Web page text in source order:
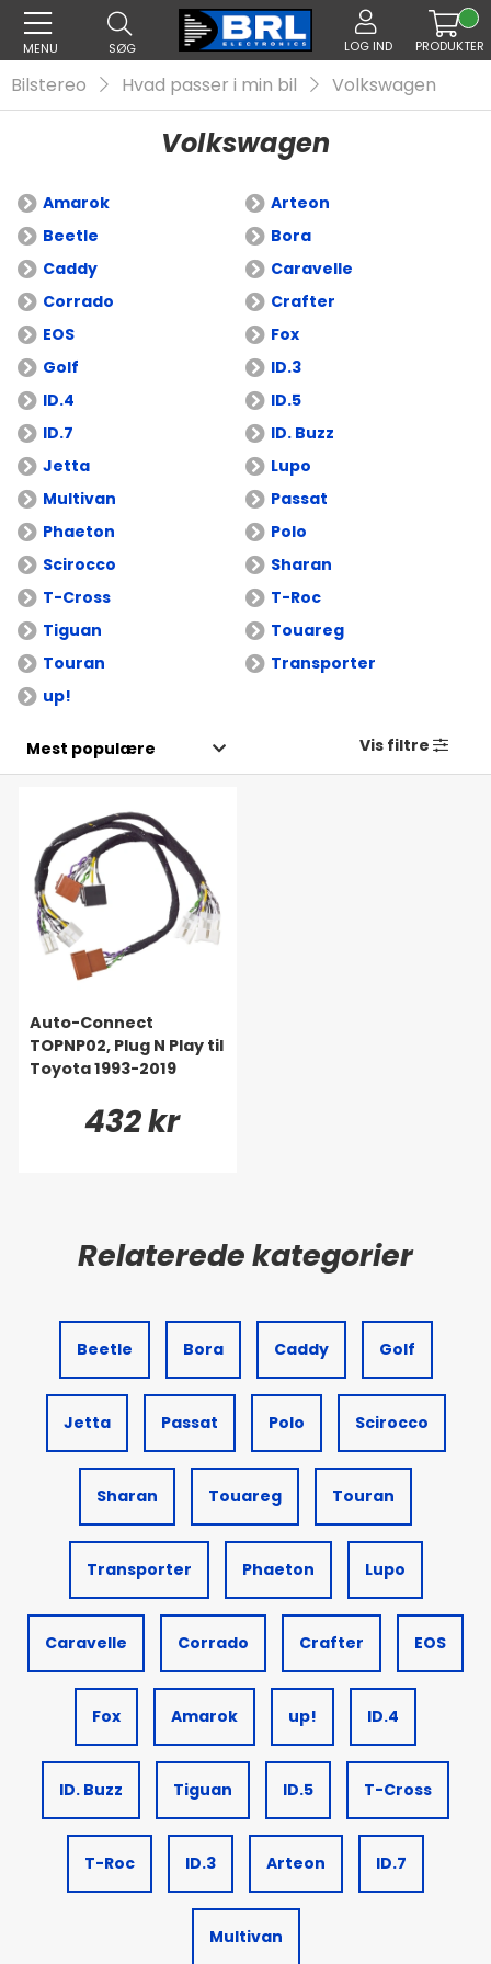
MENU SØG LOG IND PRODUKTER
Bilstereo Hvad passer i min bil Volkswagen
Volkswagen
Amarok
Arteon
Beetle
Bora
Caddy
Caravelle
Corrado
Crafter
EOS
Fox
Golf
ID.3
ID.4
ID.5
ID.7
ID. Buzz
Jetta
Lupo
Multivan
Passat
Phaeton
Polo
Scirocco
Sharan
T-Cross
T-Roc
Tiguan
Touareg
Touran
Transporter
up!
Vis filtre
Auto-Connect
TOPNP02, Plug N Play til
Toyota 1993-2019
432 kr
Beetle Bora Caddy Golf
Jetta Passat Polo Scirocco
Sharan Touareg Touran
Transporter Phaeton Lupo
Caravelle Corrado Crafter EOS
Fox Amarok up! ID.4
ID. Buzz Tiguan ID.5 T-Cross
T-Roc ID.3 Arteon ID.7
Multivan